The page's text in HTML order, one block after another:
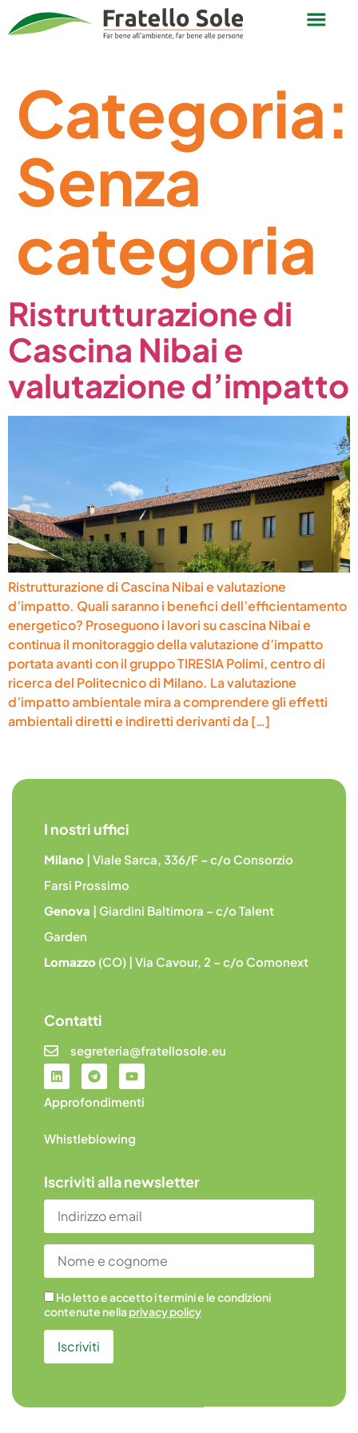
Categoria:
Senza
categoria
Ristrutturazione di
Cascina Nibai e
valutazione d’impatto
Ristrutturazione di Cascina Nibai e valutazione
d’impatto. Quali saranno i benefici dell’efficientamento
energetico? Proseguono i lavori su cascina Nibai e
continua il monitoraggio della valutazione d’impatto
portata avanti con il gruppo TIRESIA Polimi, centro di
ricerca del Politecnico di Milano. La valutazione
d’impatto ambientale mira a comprendere gli effetti
ambientali diretti e indiretti derivanti da […]
I nostri uffici
Milano | Viale Sarca, 336/F – c/o Consorzio
Farsi Prossimo
Genova | Giardini Baltimora – c/o Talent
Garden
Lomazzo (CO) | Via Cavour, 2 – c/o Comonext
Contatti
segreteria@fratellosole.eu
Approfondimenti
Whistleblowing
Iscriviti alla newsletter
Ho letto e accetto i termini e le condizioni
contenute nellaprivacy policy